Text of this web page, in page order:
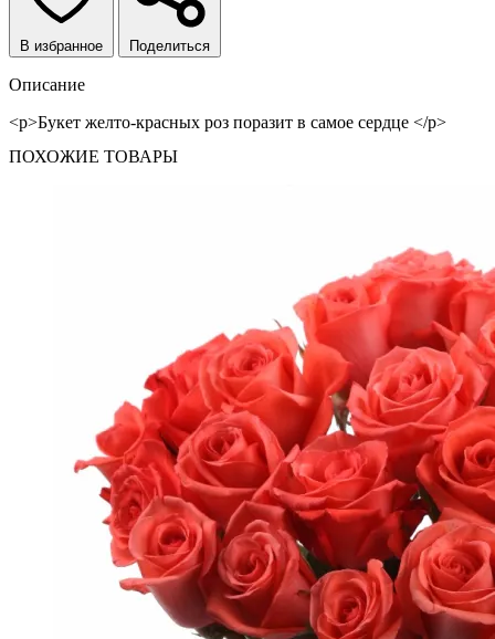
В избранное Поделиться
Описание
<p>Букет желто-красных роз поразит в самое сердце </p>
ПОХОЖИЕ ТОВАРЫ